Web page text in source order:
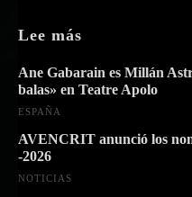
Lee más
Ane Gabarain es Millán
balas» en Teatre Apolo
ESPAÑA
AVENCRIT anunció los
-2026
NOTICIAS